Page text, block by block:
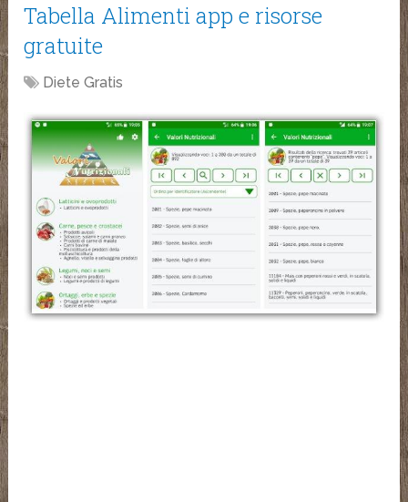
Tabella Alimenti app e risorse
gratuite
Diete Gratis